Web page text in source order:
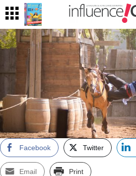
Facebook Twitter
Email Print